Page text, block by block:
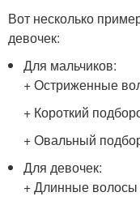
Вот несколько
девочек:
Для мальчиков:
+ Остриженные
+ Короткий
+ Овальный
Для девочек:
+ Длинные